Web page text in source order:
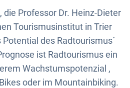
die Professor Dr. Heinz-Dieter
Tourismusinstitut in Trier
des Radtourismus´
ist Radtourismus ein
Wachstumspotenzial ,
oder im Mountainbiking.